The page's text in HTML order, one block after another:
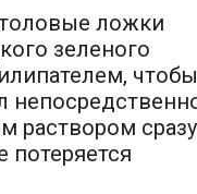
ложки
зеленого
чтобы
раствором
потеряется